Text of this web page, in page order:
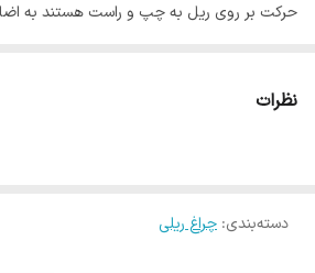
حرکت بر روی ریل به چپ و راست هستند به
نظر علاوه بر اینکه مسیر حرکت چراغ ها را
نظرات
دسته‌بندی: چراغ ریلی